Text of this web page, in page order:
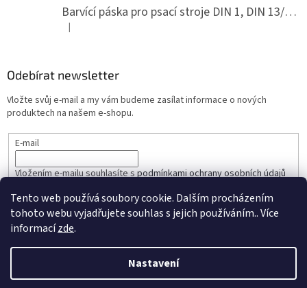
Tento web používá soubory cookie. Dalším procházením
tohoto webu vyjadřujete souhlas s jejich používáním.. Více
informacízde.
Nastavení
Barvící páska pro psací stroje DIN 1, DIN 13/10, LAND, PA červenočerná
Hodnocení produktu je 5 z 5 hvězdiček.
|
Odebírat newsletter
Vložte svůj e-mail a my vám budeme zasílat informace o nových
produktech na našem e-shopu.
E-mail
Vložením e-mailu souhlasíte spodmínkami ochrany osobních údajů
PŘIHLÁSIT SE
Vytvořil Shoptet